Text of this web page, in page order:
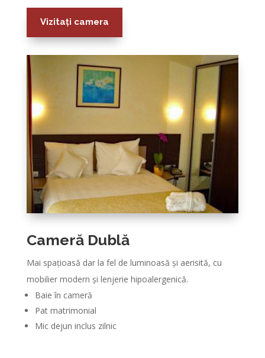
Vizitați camera
Cameră Dublă
Mai spațioasă dar la fel de luminoasă și aerisită, cu
mobilier modern și lenjerie hipoalergenică.
Baie în cameră
Pat matrimonial
Mic dejun inclus zilnic